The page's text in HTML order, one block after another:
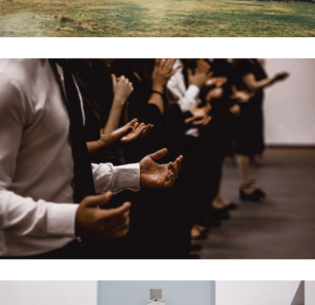
FAMILY DAY
Holiday